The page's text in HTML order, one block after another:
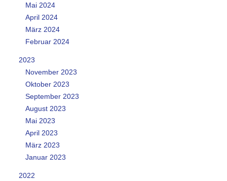
Mai 2024
April 2024
März 2024
Februar 2024
2023
November 2023
Oktober 2023
September 2023
August 2023
Mai 2023
April 2023
März 2023
Januar 2023
2022